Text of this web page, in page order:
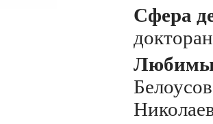
Сфера